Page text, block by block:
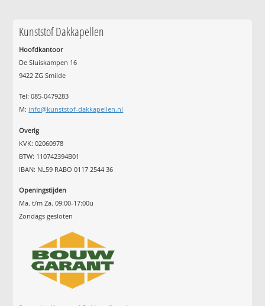
Kunststof Dakkapellen
Hoofdkantoor
De Sluiskampen 16
9422 ZG Smilde
Tel: 085-0479283
M: info@kunststof-dakkapellen.nl
Overig
KVK: 02060978
BTW: 110742394B01
IBAN: NL59 RABO 0117 2544 36
Openingstijden
Ma. t/m Za. 09:00-17:00u
Zondags gesloten